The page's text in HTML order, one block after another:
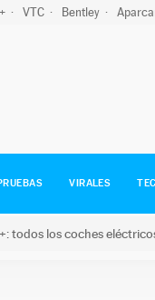
VTC Bentley
VIRALES
todos los coches